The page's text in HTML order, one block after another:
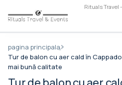
Rituals Travel
pagina principala
Tur de balon cu aer cald în
mai bună calitate